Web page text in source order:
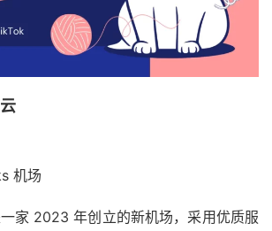
机场
家 2023 年创立的新机场，采用优质服